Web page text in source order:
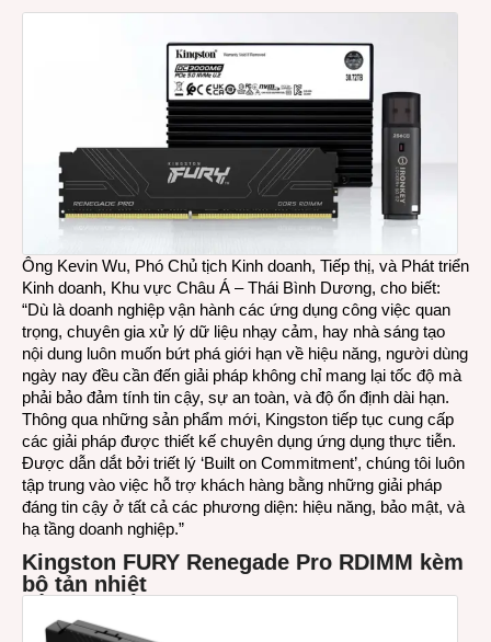
Ông Kevin Wu, Phó Chủ tịch Kinh doanh, Tiếp thị, và Phát triển
Kinh doanh, Khu vực Châu Á – Thái Bình Dương, cho biết:
“Dù là doanh nghiệp vận hành các ứng dụng công việc quan
trọng, chuyên gia xử lý dữ liệu nhạy cảm, hay nhà sáng tạo
nội dung luôn muốn bứt phá giới hạn về hiệu năng, người dùng
ngày nay đều cần đến giải pháp không chỉ mang lại tốc độ mà
phải bảo đảm tính tin cậy, sự an toàn, và độ ổn định dài hạn.
Thông qua những sản phẩm mới, Kingston tiếp tục cung cấp
các giải pháp được thiết kế chuyên dụng ứng dụng thực tiễn.
Được dẫn dắt bởi triết lý ‘Built on Commitment’, chúng tôi luôn
tập trung vào việc hỗ trợ khách hàng bằng những giải pháp
đáng tin cậy ở tất cả các phương diện: hiệu năng, bảo mật, và
hạ tầng doanh nghiệp.”
Kingston FURY Renegade Pro RDIMM kèm
bộ tản nhiệt